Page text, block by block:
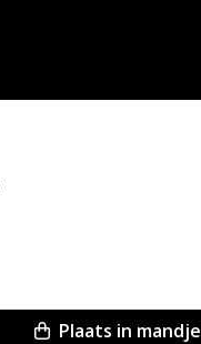
Plaats in mandje